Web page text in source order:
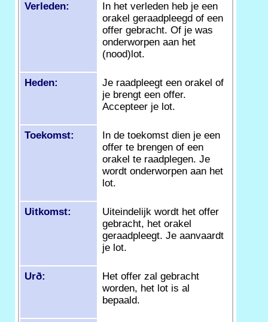
Verleden:
In het verleden heb je een
orakel geraadpleegd of een
offer gebracht. Of je was
onderworpen aan het
(nood)lot.
Heden:
Je raadpleegt een orakel of
je brengt een offer.
Accepteer je lot.
Toekomst:
In de toekomst dien je een
offer te brengen of een
orakel te raadplegen. Je
wordt onderworpen aan het
lot.
Uitkomst:
Uiteindelijk wordt het offer
gebracht, het orakel
geraadpleegt. Je aanvaardt
je lot.
Urð:
Het offer zal gebracht
worden, het lot is al
bepaald.